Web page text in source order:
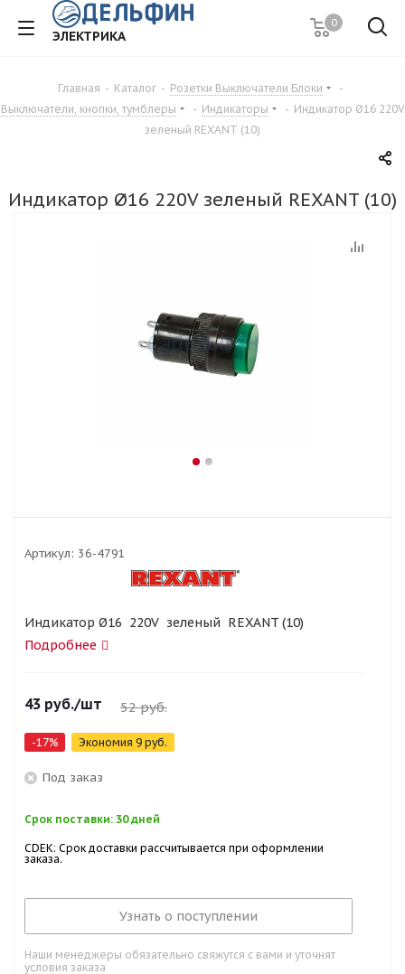
ЭЛЕКТРИКА
0
Главная - Каталог - Розетки Выключатели Блоки
-
Выключатели, кнопки, тумблеры
- Индикаторы - Индикатор Ø16 220V
зеленый REXANT (10)
Индикатор Ø16 220V зеленый REXANT (10)
Артикул: 36-4791
Индикатор Ø16 220V зеленый REXANT (10)
Подробнее
43 руб./шт 52руб.
-17% Экономия 9 руб.
Под заказ
Срок поставки: 30 дней
CDEK: Срок доставки рассчитывается при оформлении
заказа.
Узнать о поступлении
Наши менеджеры обязательно свяжутся с вами и уточнят
условия заказа